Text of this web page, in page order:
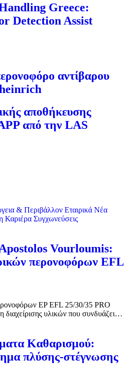
Greece:
Detection Assist
αντίβαρου
αποθήκευσης
από την LAS
& Περιβάλλον Εταιρικά Νέα
Καριέρα Συγχωνεύσεις
Vourloumis:
περονοφόρων EFL
EP EFL 25/30/35 PRO
διαχείρισης υλικών που συνδυάζει…
Καθαρισμού:
πλύσης-στέγνωσης